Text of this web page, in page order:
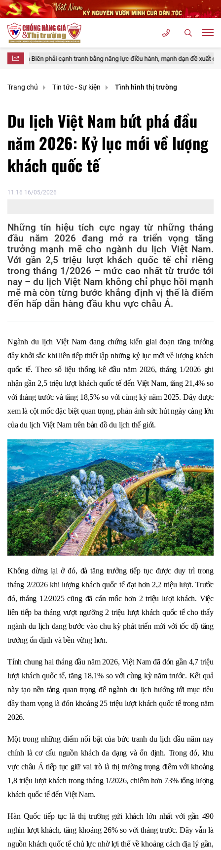
bằng năng lực điều hành, mạnh dạn đề xuất cơ chế để bứt phá
Trang chủ Tin tức - Sự kiện Tình hình thị trường
Du lịch Việt Nam bứt phá đầu
năm 2026: Kỷ lục mới về lượng
khách quốc tế
11:16 16/05/2026
Những tín hiệu tích cực ngay từ những tháng
đầu năm 2026 đang mở ra triển vọng tăng
trưởng mạnh mẽ cho ngành du lịch Việt Nam.
Với gần 2,5 triệu lượt khách quốc tế chỉ riêng
trong tháng 1/2026 – mức cao nhất từ trước tới
nay – du lịch Việt Nam không chỉ phục hồi mạnh
mẽ mà còn từng bước khẳng định vị thế là điểm
đến hấp dẫn hàng đầu khu vực châu Á.
Ngành du lịch Việt Nam đang chứng kiến giai đoạn tăng trưởng
đầy khởi sắc khi liên tiếp thiết lập những kỷ lục mới về lượng khách
quốc tế. Theo số liệu thống kê đầu năm 2026, tháng 1/2026 ghi
nhận gần 2,5 triệu lượt khách quốc tế đến Việt Nam, tăng 21,4% so
với tháng trước và tăng 18,5% so với cùng kỳ năm 2025. Đây được
xem là cột mốc đặc biệt quan trọng, phản ánh sức hút ngày càng lớn
của du lịch Việt Nam trên bản đồ du lịch thế giới.
Không dừng lại ở đó, đà tăng trưởng tiếp tục được duy trì trong
tháng 2/2026 khi lượng khách quốc tế đạt hơn 2,2 triệu lượt. Trước
đó, tháng 12/2025 cũng đã cán mốc hơn 2 triệu lượt khách. Việc
liên tiếp ba tháng vượt ngưỡng 2 triệu lượt khách quốc tế cho thấy
ngành du lịch đang bước vào chu kỳ phát triển mới với tốc độ tăng
trưởng ổn định và bền vững hơn.
Tính chung hai tháng đầu năm 2026, Việt Nam đã đón gần 4,7 triệu
lượt khách quốc tế, tăng 18,1% so với cùng kỳ năm trước. Kết quả
này tạo nền tảng quan trọng để ngành du lịch hướng tới mục tiêu
đầy tham vọng là đón khoảng 25 triệu lượt khách quốc tế trong năm
2026.
Một trong những điểm nổi bật của bức tranh du lịch đầu năm nay
chính là cơ cấu nguồn khách đa dạng và ổn định. Trong đó, khu
vực châu Á tiếp tục giữ vai trò là thị trường trọng điểm với khoảng
1,8 triệu lượt khách trong tháng 1/2026, chiếm hơn 73% tổng lượng
khách quốc tế đến Việt Nam.
Hàn Quốc tiếp tục là thị trường gửi khách lớn nhất với gần 490
nghìn lượt khách, tăng khoảng 26% so với tháng trước. Đây vẫn là
nguồn khách quốc tế chủ lực nhờ lợi thế về khoảng cách địa lý gần,